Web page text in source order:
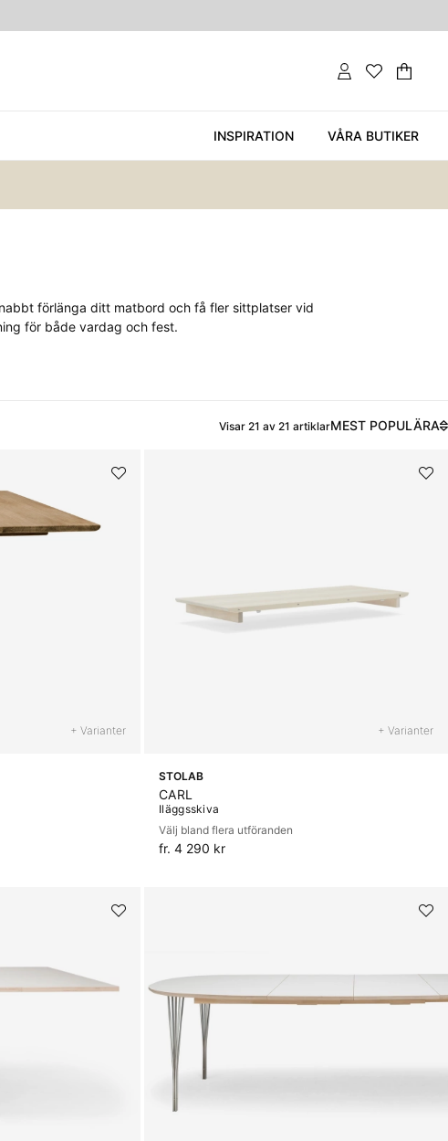
.
INSPIRATION VÅRA BUTIKER
förlänga ditt matbord och få fler sittplatser vid
för både vardag och fest.
Visar 21 av 21 artiklarMEST POPULÄRA
+ Varianter + Varianter
STOLAB
CARL
Iläggsskiva
Välj bland flera utföranden
fr. 4 290 kr